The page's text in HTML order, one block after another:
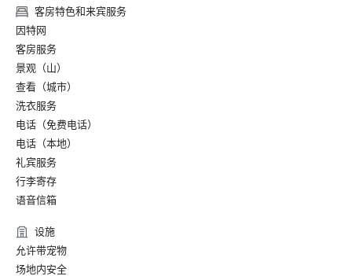
o 最佳餐厅种类
o 最佳意大利餐厅，Scarpetta
o 最佳自助餐，Wicked Spoon
o 最佳甜点，牛奶棒
o 最佳户外用餐，Estiatorio Milos
o 品尝鸡尾酒的最佳去处，The Chandelier
• 2019 年智能会议智能之星奖 — 最佳激励酒店类别
• CVENT 美国前 100 家会议酒店
o 排名：100 分中的 18
• 2019 年《康德纳斯特旅行者》读者选择奖
o 获胜者 — 拉斯维加斯酒店类别
第 4 名，最佳拉斯维加斯酒店
客房特色和来宾服务
因特网
客房服务
景观（山）
查看（城市）
洗衣服务
电话（免费电话）
电话（本地）
礼宾服务
行李寄存
语音信箱
设施
允许带宠物
场地内安全